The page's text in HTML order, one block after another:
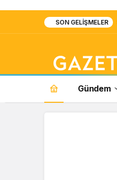
SON GELIŞMELER
Gündem